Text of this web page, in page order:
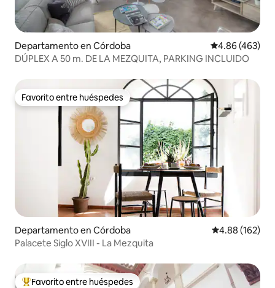
Departamento en Córdoba Calificación
4.86 (463)
DÚPLEX A 50 m. DE LA MEZQUITA, PARKING INCLUIDO
Favorito entre huéspedes
Favorito entre huéspedes
Departamento en Córdoba Calificación
4.88 (162)
Palacete Siglo XVIII - La Mezquita
Favorito entre huéspedes